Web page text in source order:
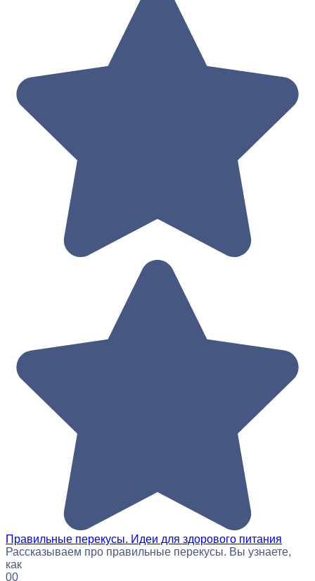
Правильные перекусы. Идеи для здорового питания
Рассказываем про правильные перекусы. Вы узнаете,
как
00